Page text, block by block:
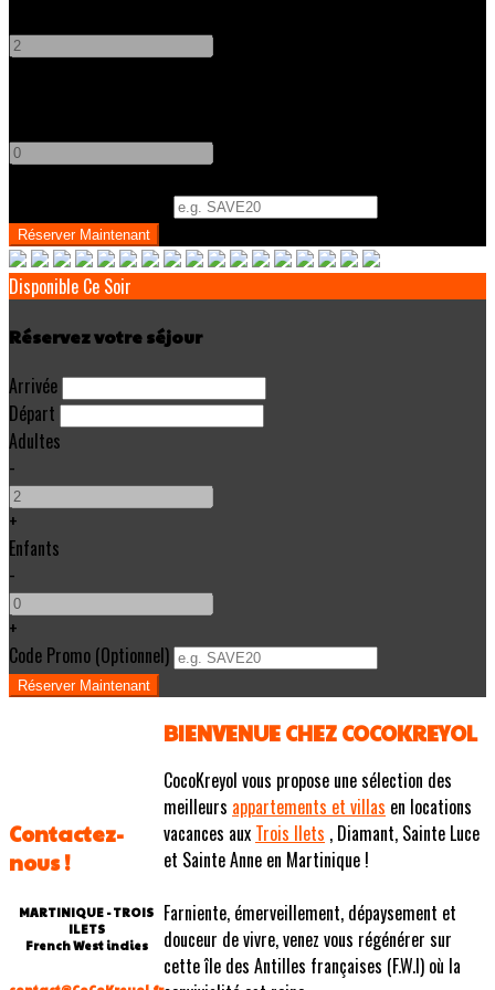
Disponible Ce Soir
Réservez votre séjour
Arrivée
Départ
Adultes
-
+
Enfants
-
+
Code Promo (Optionnel)
Contactez-
nous !
MARTINIQUE - TROIS
ILETS
French West indies
BIENVENUE CHEZ COCOKREYOL
CocoKreyol vous propose une sélection des
meilleurs appartements et villas en locations
vacances aux Trois Ilets , Diamant, Sainte Luce
et Sainte Anne en Martinique !
Farniente, émerveillement, dépaysement et
douceur de vivre, venez vous régénérer sur
cette île des Antilles françaises (F.W.I) où la